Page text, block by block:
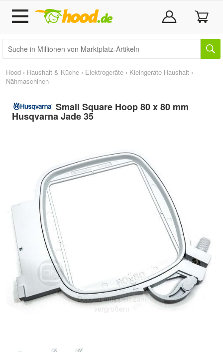
Hood › Haushalt & Küche › Elektrogeräte › Kleingeräte Haushalt ›
Nähmaschinen
Small Square Hoop 80 x 80 mm
Husqvarna Jade 35
Doppelt antippen zum
vergrößern